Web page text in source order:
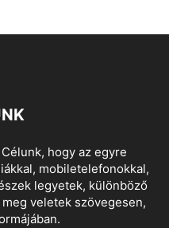
hogy az egyre
mobiletelefonokkal,
legyetek, különböző
veletek szövegesen,